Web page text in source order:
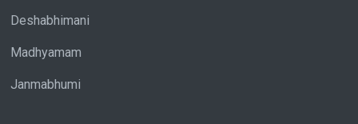
Deshabhimani
Madhyamam
Janmabhumi